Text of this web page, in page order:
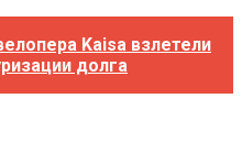
Kaisa взлетели
долга